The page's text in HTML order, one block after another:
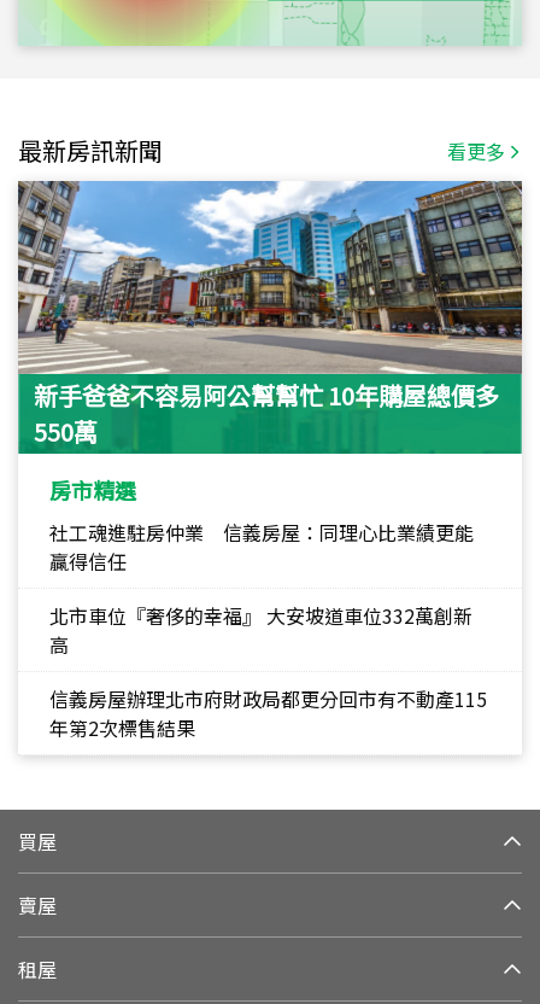
最新房訊新聞 看更多
新手爸爸不容易阿公幫幫忙 10年購屋總價多
550萬
房市精選
社工魂進駐房仲業 信義房屋：同理心比業績更能
贏得信任
北市車位『奢侈的幸福』 大安坡道車位332萬創新
高
信義房屋辦理北市府財政局都更分回市有不動產115
年第2次標售結果
買屋
賣屋
租屋